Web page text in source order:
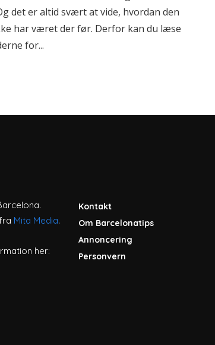
det er altid svært at vide, hvordan den
har været der før. Derfor kan du læse
for...
Mita Media.
her:
Kontakt
Om Barcelonatips
Annoncering
Personvern